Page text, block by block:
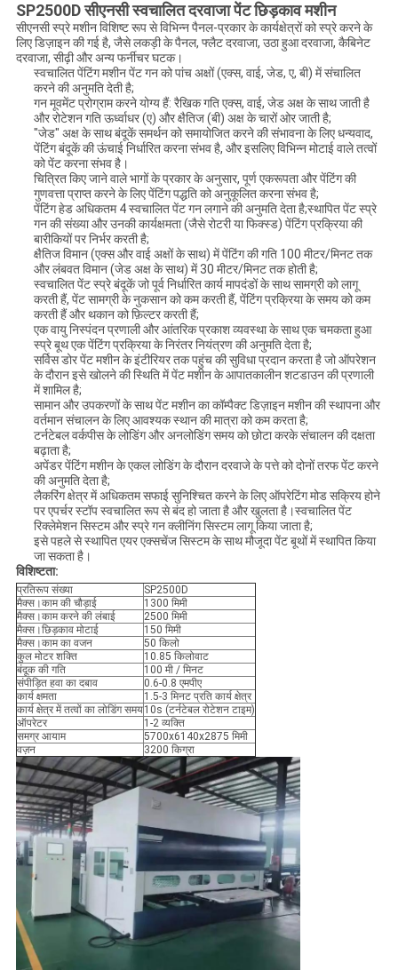
SP2500D सीएनसी स्वचालित दरवाजा पेंट छिड़काव मशीन
सीएनसी स्प्रे मशीन विशिष्ट रूप से विभिन्न पैनल-प्रकार के कार्यक्षेत्रों को स्प्रे करने के
लिए डिज़ाइन की गई है, जैसे लकड़ी के पैनल, फ्लैट दरवाजा, उठा हुआ दरवाजा, कैबिनेट
दरवाजा, सीढ़ी और अन्य फर्नीचर घटक।
स्वचालित पेंटिंग मशीन पेंट गन को पांच अक्षों (एक्स, वाई, जेड, ए, बी) में संचालित
करने की अनुमति देती है;
गन मूवमेंट प्रोग्राम करने योग्य हैं: रैखिक गति एक्स, वाई, जेड अक्ष के साथ जाती है
और रोटेशन गति ऊर्ध्वाधर (ए) और क्षैतिज (बी) अक्ष के चारों ओर जाती है;
"जेड" अक्ष के साथ बंदूकें समर्थन को समायोजित करने की संभावना के लिए धन्यवाद,
पेंटिंग बंदूकें की ऊंचाई निर्धारित करना संभव है, और इसलिए विभिन्न मोटाई वाले तत्वों
को पेंट करना संभव है।
चित्रित किए जाने वाले भागों के प्रकार के अनुसार, पूर्ण एकरूपता और पेंटिंग की
गुणवत्ता प्राप्त करने के लिए पेंटिंग पद्धति को अनुकूलित करना संभव है;
पेंटिंग हेड अधिकतम 4 स्वचालित पेंट गन लगाने की अनुमति देता है;स्थापित पेंट स्प्रे
गन की संख्या और उनकी कार्यक्षमता (जैसे रोटरी या फिक्स्ड) पेंटिंग प्रक्रिया की
बारीकियों पर निर्भर करती है;
क्षैतिज विमान (एक्स और वाई अक्षों के साथ) में पेंटिंग की गति 100 मीटर/मिनट तक
और लंबवत विमान (जेड अक्ष के साथ) में 30 मीटर/मिनट तक होती है;
स्वचालित पेंट स्प्रे बंदूकें जो पूर्व निर्धारित कार्य मापदंडों के साथ सामग्री को लागू
करती हैं, पेंट सामग्री के नुकसान को कम करती हैं, पेंटिंग प्रक्रिया के समय को कम
करती हैं और थकान को फ़िल्टर करती हैं;
एक वायु निस्पंदन प्रणाली और आंतरिक प्रकाश व्यवस्था के साथ एक चमकता हुआ
स्प्रे बूथ एक पेंटिंग प्रक्रिया के निरंतर नियंत्रण की अनुमति देता है;
सर्विस डोर पेंट मशीन के इंटीरियर तक पहुंच की सुविधा प्रदान करता है जो ऑपरेशन
के दौरान इसे खोलने की स्थिति में पेंट मशीन के आपातकालीन शटडाउन की प्रणाली
में शामिल है;
सामान और उपकरणों के साथ पेंट मशीन का कॉम्पैक्ट डिज़ाइन मशीन की स्थापना और
वर्तमान संचालन के लिए आवश्यक स्थान की मात्रा को कम करता है;
टर्नटेबल वर्कपीस के लोडिंग और अनलोडिंग समय को छोटा करके संचालन की दक्षता
बढ़ाता है;
अपेंडर पेंटिंग मशीन के एकल लोडिंग के दौरान दरवाजे के पत्ते को दोनों तरफ पेंट करने
की अनुमति देता है;
लैकरिंग क्षेत्र में अधिकतम सफाई सुनिश्चित करने के लिए ऑपरेटिंग मोड सक्रिय होने
पर एपर्चर स्टॉप स्वचालित रूप से बंद हो जाता है और खुलता है।स्वचालित पेंट
रिक्लेमेशन सिस्टम और स्प्रे गन क्लीनिंग सिस्टम लागू किया जाता है;
इसे पहले से स्थापित एयर एक्सचेंज सिस्टम के साथ मौजूदा पेंट बूथों में स्थापित किया
जा सकता है।
विशिष्टता:
प्रतिरूप संख्या
SP2500D
मैक्स।काम की चौड़ाई
1300 मिमी
मैक्स।काम करने की लंबाई
2500 मिमी
मैक्स।छिड़काव मोटाई
150 मिमी
मैक्स।काम का वजन
50 किलो
कुल मोटर शक्ति
10.85 किलोवाट
बंदूक की गति
100 मी / मिनट
संपीड़ित हवा का दबाव
0.6-0.8 एमपीए
कार्य क्षमता
1.5-3 मिनट प्रति कार्य क्षेत्र
कार्य क्षेत्र में तत्वों का लोडिंग समय10s (टर्नटेबल रोटेशन टाइम)
ऑपरेटर
1-2 व्यक्ति
समग्र आयाम
5700x6140x2875 मिमी
वज़न
3200 किग्रा